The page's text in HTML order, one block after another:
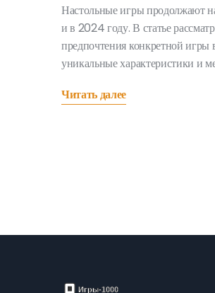
Настольные игры продолжают
и в 2024 году. В статье
предпочтения конкретной игры
уникальные характеристики и
советы по тому, как выбрать
Читать далее